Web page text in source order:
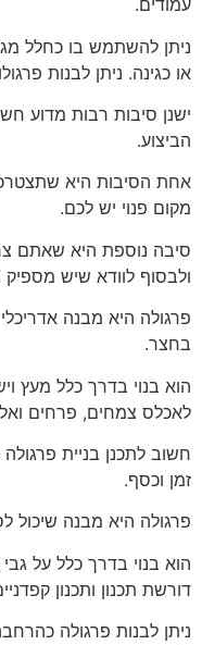
עמודים.
ניתן להשתמש בו כחלל
או כגינה. ניתן לבנות
ישנן סיבות רבות מדוע
הביצוע.
אחת הסיבות היא
מקום פנוי יש לכם.
סיבה נוספת היא שאתם
ולבסוף לוודא שיש
פרגולה היא מבנה
בחצר.
הוא בנוי בדרך כלל מעץ
לאכלס צמחים, פרחים
חשוב לתכנן בניית
זמן וכסף.
פרגולה היא מבנה
הוא בנוי בדרך כלל על
דורשת תכנון ותכנון
ניתן לבנות פרגולה